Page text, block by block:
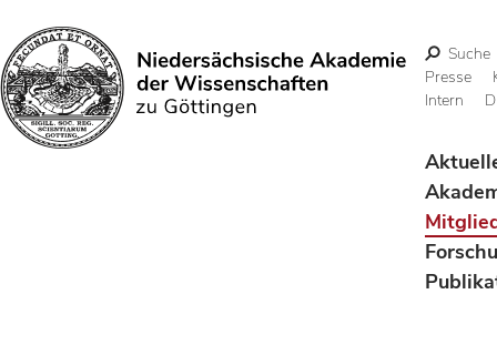
Suchen
Suche
Presse
Intern